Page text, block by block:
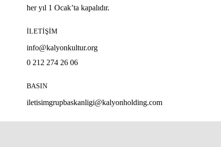
her yıl 1 Ocak’ta kapalıdır.
İLETİŞİM
info@kalyonkultur.org
0 212 274 26 06
BASIN
iletisimgrupbaskanligi@kalyonholding.com